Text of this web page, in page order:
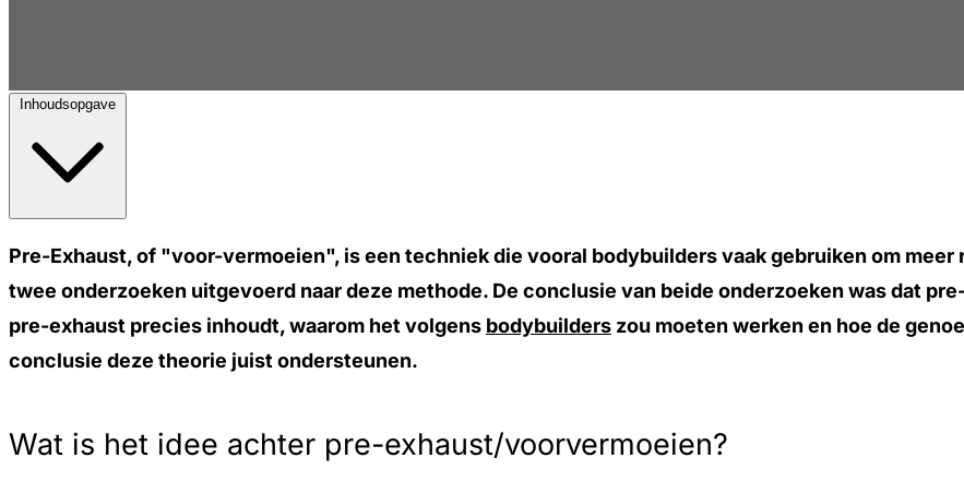
Inhoudsopgave
Pre-Exhaust, of "voor-vermoeien", is een techniek die vooral bodybuilders vaak gebruiken om
twee onderzoeken uitgevoerd naar deze methode. De conclusie van beide onderzoeken was dat
pre-exhaust precies inhoudt, waarom het volgens bodybuilders zou moeten werken en hoe de
conclusie deze theorie juist ondersteunen.
Wat is het idee achter pre-exhaust/voorvermoeien?